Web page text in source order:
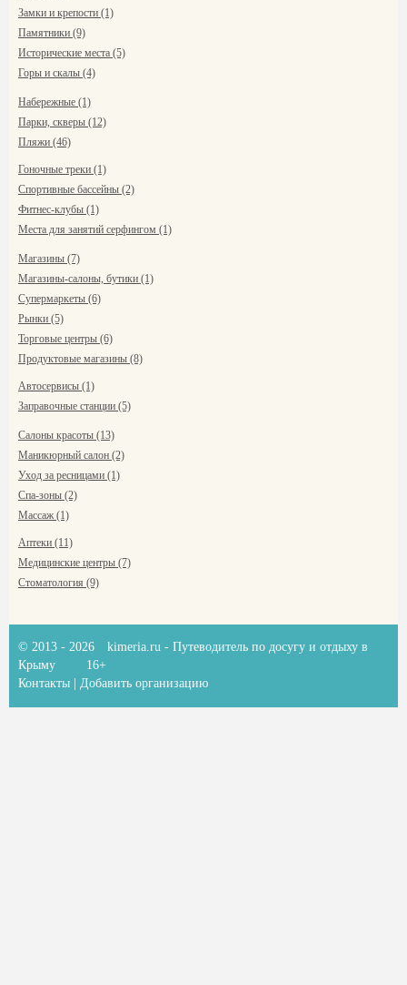
Замки и крепости (1)
Памятники (9)
Исторические места (5)
Горы и скалы (4)
Набережные (1)
Парки, скверы (12)
Пляжи (46)
Гоночные треки (1)
Спортивные бассейны (2)
Фитнес-клубы (1)
Места для занятий серфингом (1)
Магазины (7)
Магазины-салоны, бутики (1)
Супермаркеты (6)
Рынки (5)
Торговые центры (6)
Продуктовые магазины (8)
Автосервисы (1)
Заправочные станции (5)
Салоны красоты (13)
Маникюрный салон (2)
Уход за ресницами (1)
Спа-зоны (2)
Массаж (1)
Аптеки (11)
Медицинские центры (7)
Стоматология (9)
© 2013 - 2026 kimeria.ru - Путеводитель по досугу и отдыху в
Крыму
16+
Контакты
Добавить организацию